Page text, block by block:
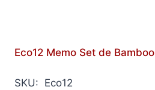
Eco12 Memo Set de Bamboo
SKU: Eco12